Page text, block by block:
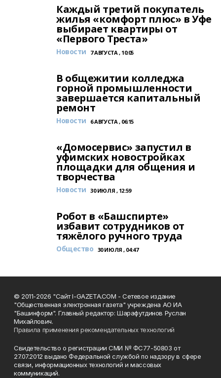
Каждый третий покупатель
жилья «комфорт плюс» в Уфе
выбирает квартиры от
«Первого Треста»
Новости 7 АВГУСТА , 10:05
В общежитии колледжа
горной промышленности
завершается капитальный
ремонт
Новости 6 АВГУСТА , 06:15
«Домосервис» запустил в
уфимских новостройках
площадки для общения и
творчества
Новости 30 ИЮЛЯ , 12:59
Робот в «Башспирте»
избавит сотрудников от
тяжёлого ручного труда
Общество 30 ИЮЛЯ , 04:47
© 2011-2026 "Сайт I-GAZETA.COM - Сетевое издание
"Общественная электронная газета" учреждена АО ИА
"Башинформ". Главный редактор: Шарафутдинов Руслан
Михайлович.
Правила применения рекомендательных технологий
Свидетельство о регистрации СМИ № ФС77-50803 от
27.07.2012 выдано Федеральной службой по надзору в сфере
связи, информационных технологий и массовых
коммуникаций.